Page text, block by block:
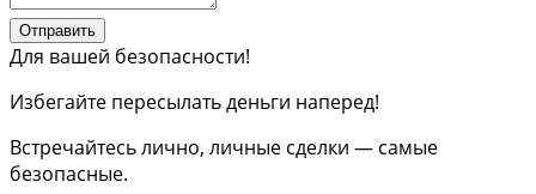
Отправить
Для вашей безопасности!
Избегайте пересылать деньги наперед!
Встречайтесь лично, личные сделки — самые
безопасные.